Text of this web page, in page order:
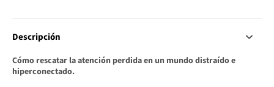
Descripción
Cómo rescatar la atención perdida en un mundo distraído e
hiperconectado.